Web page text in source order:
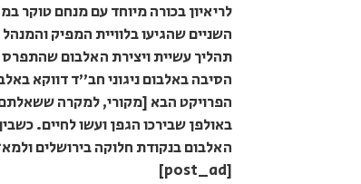
לריאיון בכורה מיוחד עם מנחם
השניים שהגיעו בלוויית המפיק
תהליך עשיית ויצירת האלבום שהתפרס
הסיבה באלבום ניגוני חב"ד דווקא
הפרויקט הבא [מקורי, למקרה
באולפן שבירכו הגפן ועשו לחיים.
האלבום בנקודת חלוקה בירושלים
[post_ad]